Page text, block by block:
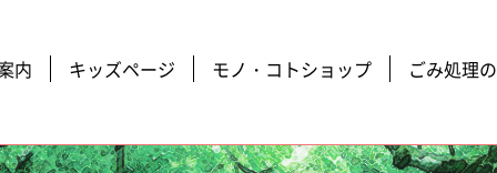
内 キッズページ モノ・コトショップ ごみ処理